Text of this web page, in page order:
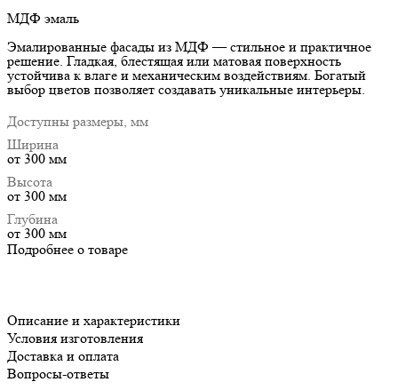
МДФ эмаль
Эмалированные фасады из МДФ — стильное и практичное
решение. Гладкая, блестящая или матовая поверхность
устойчива к влаге и механическим воздействиям. Богатый
выбор цветов позволяет создавать уникальные интерьеры.
Доступны размеры, мм
Ширина
от 300 мм
Высота
от 300 мм
Глубина
от 300 мм
Подробнее о товаре
Описание и характеристики
Условия изготовления
Доставка и оплата
Вопросы-ответы